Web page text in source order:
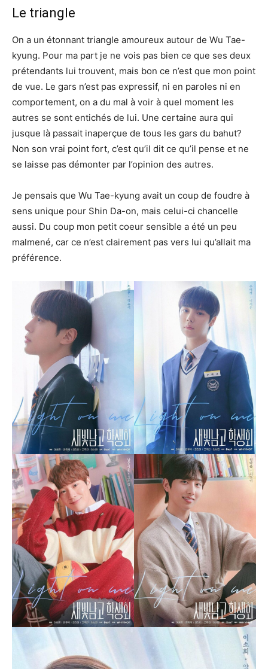
Le triangle
On a un étonnant triangle amoureux autour de Wu Tae-
kyung. Pour ma part je ne vois pas bien ce que ses deux
prétendants lui trouvent, mais bon ce n’est que mon point
de vue. Le gars n’est pas expressif, ni en paroles ni en
comportement, on a du mal à voir à quel moment les
autres se sont entichés de lui. Une certaine aura qui
jusque là passait inaperçue de tous les gars du bahut?
Non son vrai point fort, c’est qu’il dit ce qu’il pense et ne
se laisse pas démonter par l’opinion des autres.
Je pensais que Wu Tae-kyung avait un coup de foudre à
sens unique pour Shin Da-on, mais celui-ci chancelle
aussi. Du coup mon petit coeur sensible a été un peu
malmené, car ce n’est clairement pas vers lui qu’allait ma
préférence.